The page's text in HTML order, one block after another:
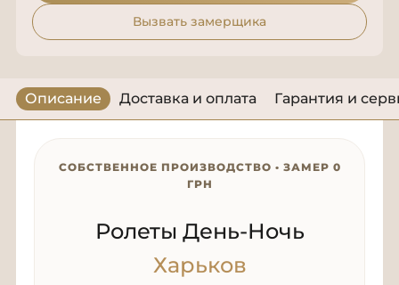
Вызвать замерщика
Описание Доставка и оплата Гарантия и
СОБСТВЕННОЕ ПРОИЗВОДСТВО • ЗАМЕР 0
ГРН
Ролеты День-Ночь
Харьков